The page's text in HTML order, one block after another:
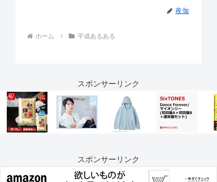
夜伽
ホーム 平成あるある
スポンサーリンク
スポンサーリンク